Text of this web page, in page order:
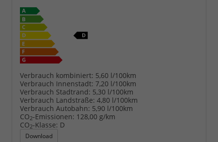
Verbrauch kombiniert: 5,60 l/100km
Verbrauch Innenstadt: 7,20 l/100km
Verbrauch Stadtrand: 5,30 l/100km
Verbrauch Landstraße: 4,80 l/100km
Verbrauch Autobahn: 5,90 l/100km
CO2-Emissionen: 128,00 g/km
CO2-Klasse: D
Download